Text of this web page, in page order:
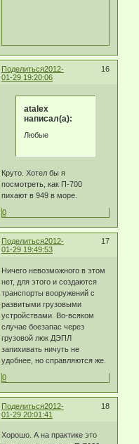
Поделиться 16
2012-
01-29 19:20:06
atalex
написал(а):
Любые
Круто. Хотел бы я
посмотреть, как П-700
пихают в 949 в море.
0
Поделиться 17
2012-
01-29 19:49:53
Ничего невозможного в этом
нет, для этого и создаются
транспорты вооружений с
развитыми грузовыми
устройствами. Во-всяком
случае боезапас через
грузовой люк ДЭПЛ
запихивать ничуть не
удобнее, но справляются же.
0
Поделиться 18
2012-
01-29 20:01:41
Хорошо. А на практике это